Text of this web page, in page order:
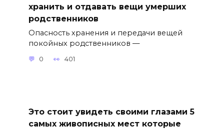
хранить и отдавать вещи умерших
родственников
Опасность хранения и передачи вещей
покойных родственников —
0 401
Это стоит увидеть своими глазами 5
самых живописных мест которые